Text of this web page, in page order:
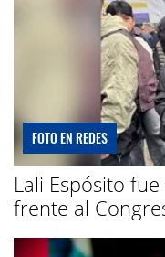
FOTO EN REDES
Lali Espósito
frente al